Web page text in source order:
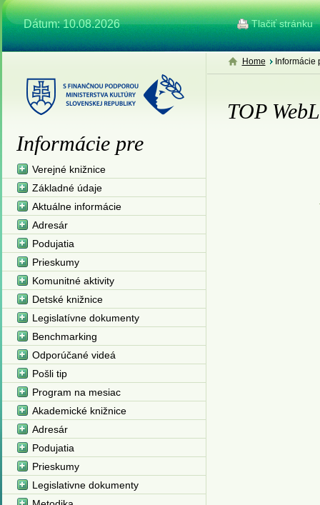
Dátum: 10.08.2026 Tlačiť stránku
Home Informácie
TOP
Informácie pre
Verejné knižnice
Základné údaje
Aktuálne informácie
Adresár
Podujatia
Prieskumy
Komunitné aktivity
Detské knižnice
Legislatívne dokumenty
Benchmarking
Odporúčané videá
Pošli tip
Program na mesiac
Akademické knižnice
Adresár
Podujatia
Prieskumy
Legislativne dokumenty